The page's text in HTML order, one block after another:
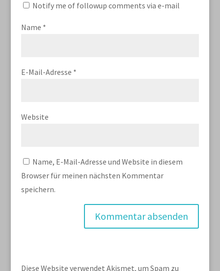
Notify me of followup comments via e-mail
Name *
E-Mail-Adresse *
Website
Name, E-Mail-Adresse und Website in diesem
Browser für meinen nächsten Kommentar
speichern.
Diese Website verwendet Akismet, um Spam zu